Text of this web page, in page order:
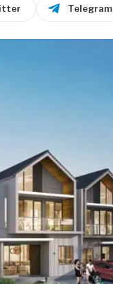
Telegram